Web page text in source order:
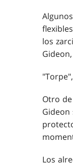
los
Otro
Los